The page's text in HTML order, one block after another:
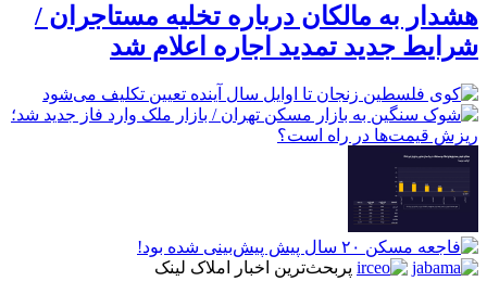
هشدار به مالکان درباره تخلیه مستاجران /
شرایط جدید تمدید اجاره اعلام شد
پربحث‌ترین اخبار املاک لینک